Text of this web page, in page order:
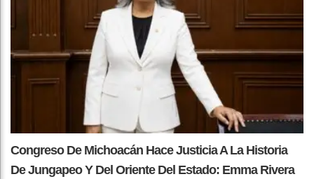
Congreso De Michoacán Hace Justicia A La Historia
De Jungapeo Y Del Oriente Del Estado: Emma Rivera